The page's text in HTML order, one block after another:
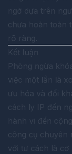
ngờ dựa trên
chưa hoàn toàn
rõ ràng.
Kết luận
Phòng ngừa
việc một lần là
ưu hóa và đối
cách ly IP đến
hành vi đến
công cụ chuyên
với tư cách là cơ